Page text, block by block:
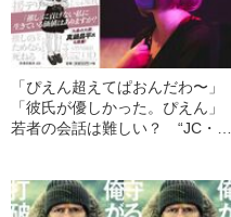
「ぴえん超えてぱおんだわ〜」
「彼氏が優しかった。ぴえん」
若者の会話は難しい？ “JC・JK